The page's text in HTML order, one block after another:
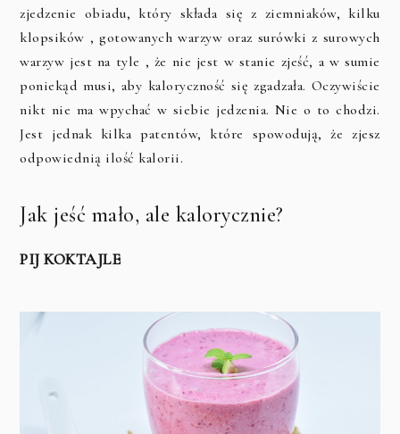
zjedzenie obiadu, który składa się z ziemniaków, kilku
klopsików , gotowanych warzyw oraz surówki z surowych
warzyw jest na tyle , że nie jest w stanie zjeść, a w sumie
poniekąd musi, aby kaloryczność się zgadzała. Oczywiście
nikt nie ma wpychać w siebie jedzenia. Nie o to chodzi.
Jest jednak kilka patentów, które spowodują, że zjesz
odpowiednią ilość kalorii.
Jak jeść mało, ale kalorycznie?
PIJ KOKTAJLE